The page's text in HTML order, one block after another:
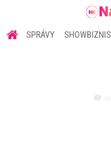
SPRÁVY SHOWBIZNIS